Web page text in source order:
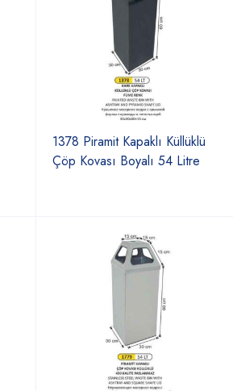
1378 Piramit Kapaklı Küllüklü
Çöp Kovası Boyalı 54 Litre